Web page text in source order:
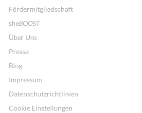
Fördermitgliedschaft
sheBOOST
Über Uns
Presse
Blog
Impressum
Datenschutzrichtlinien
Cookie Einstellungen